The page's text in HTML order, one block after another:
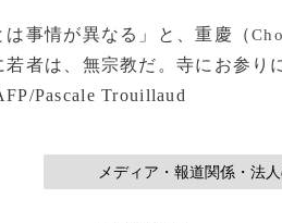
は事情が異なる」と、重慶（
若者は、無宗教だ。寺にお参り
Pascale Trouillaud
メディア・報道関係・法